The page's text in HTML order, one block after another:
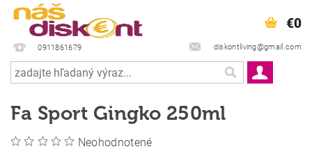
0911861679 diskontliving@gmail.com
€0
Fa Sport Gingko 250ml
Neohodnotené